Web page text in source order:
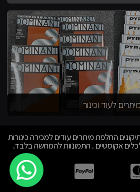
מיתרים לעוד וכינור
החלפת מיתרים עודים למכירה כינורות
אקוסטיים . התמונוות להמחשה בלבד.